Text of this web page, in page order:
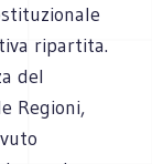
ripartita.
del
Regioni,